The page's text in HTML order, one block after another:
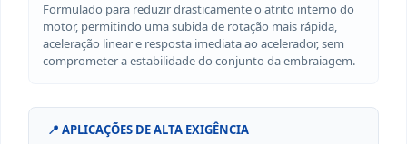
Formulado para reduzir drasticamente o atrito interno do
motor, permitindo uma subida de rotação mais rápida,
aceleração linear e resposta imediata ao acelerador, sem
comprometer a estabilidade do conjunto da embraiagem.
📍 APLICAÇÕES DE ALTA EXIGÊNCIA